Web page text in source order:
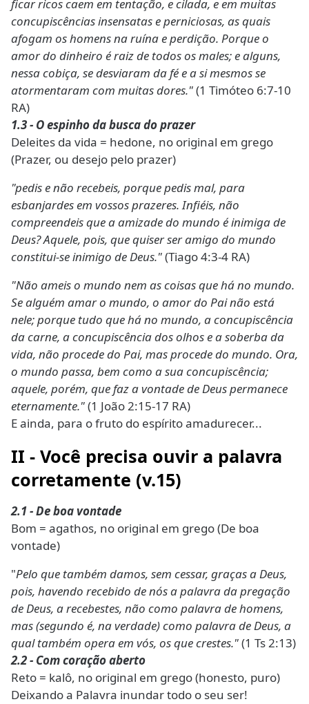
ficar ricos caem em tentação, e cilada, e em muitas
concupiscências insensatas e perniciosas, as quais
afogam os homens na ruína e perdição. Porque o
amor do dinheiro é raiz de todos os males; e alguns,
nessa cobiça, se desviaram da fé e a si mesmos se
atormentaram com muitas dores."(1 Timóteo 6:7-10
RA)
1.3 - O espinho da busca do prazer
Deleites da vida = hedone, no original em grego
(Prazer, ou desejo pelo prazer)
"pedis e não recebeis, porque pedis mal, para
esbanjardes em vossos prazeres. Infiéis, não
compreendeis que a amizade do mundo é inimiga de
Deus? Aquele, pois, que quiser ser amigo do mundo
constitui-se inimigo de Deus."(Tiago 4:3-4 RA)
"Não ameis o mundo nem as coisas que há no mundo.
Se alguém amar o mundo, o amor do Pai não está
nele; porque tudo que há no mundo, a concupiscência
da carne, a concupiscência dos olhos e a soberba da
vida, não procede do Pai, mas procede do mundo. Ora,
o mundo passa, bem como a sua concupiscência;
aquele, porém, que faz a vontade de Deus permanece
eternamente."(1 João 2:15-17 RA)
E ainda, para o fruto do espírito amadurecer...
II - Você precisa ouvir a palavra
corretamente (v.15)
2.1 - De boa vontade
Bom = agathos, no original em grego (De boa
vontade)
"Pelo que também damos, sem cessar, graças a Deus,
pois, havendo recebido de nós a palavra da pregação
de Deus, a recebestes, não como palavra de homens,
mas (segundo é, na verdade) como palavra de Deus, a
qual também opera em vós, os que crestes."(1 Ts 2:13)
2.2 - Com coração aberto
Reto = kalô, no original em grego (honesto, puro)
Deixando a Palavra inundar todo o seu ser!